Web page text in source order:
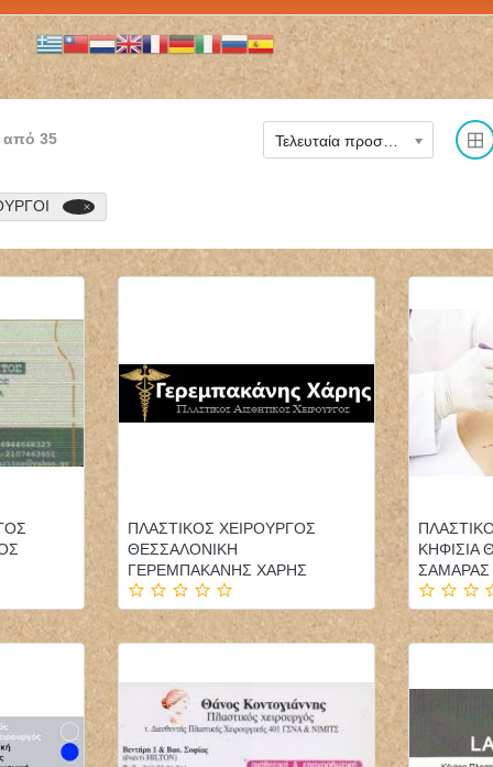
από35 Τελευταία προστέθηκε
ΠΛΑΣΤΙΚΟΣ ΧΕΙΡΟΥΡΓΟΣ
ΘΕΣΣΑΛΟΝΙΚΗ
ΓΕΡΕΜΠΑΚΑΝΗΣ ΧΑΡΗΣ
ΚΗΦΙΣΙΑ
ΣΑΜΑΡΑΣ
ΜΙΚΡΟΒΙΟΛΟΓΟΣ
ΒΙΟΠΑΘΟΛΟΓΟΣ
ΜΙΚΡΟΒΙΟΛΟΓΙΚΟ
ΕΡΓΑΣΤΗΡΙΟ BIOLAB
ΤΗΝΟΣ ΠΑΠΑΔΟΠΟΥΛΟΥ
ΘΕΟΔΩΡΑ
ΝΕΥΡΟΧΕΙΡΟΥΡΓΟΣ
ΧΕΙΡΟΥΡΓΟΣ
ΣΠΟΝΔΥΛΙΚΗΣ ΣΤΗΛΗΣ
ΧΑΪΔΑΡΙ ΑΤΤΙΚΗ
ΔΗΜΟΓΕΡΟΝΤΑΣ